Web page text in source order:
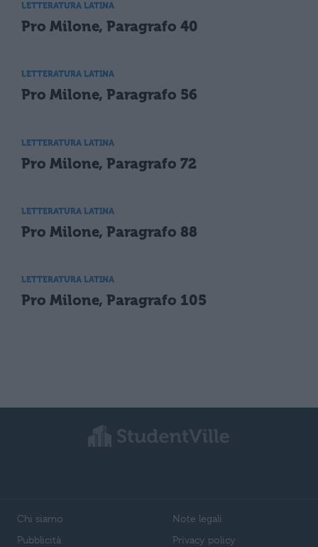
LETTERATURA LATINA
Pro Milone, Paragrafo 40
LETTERATURA LATINA
Pro Milone, Paragrafo 56
LETTERATURA LATINA
Pro Milone, Paragrafo 72
LETTERATURA LATINA
Pro Milone, Paragrafo 88
LETTERATURA LATINA
Pro Milone, Paragrafo 105
Chi siamo
Pubblicità
Note legali
Privacy policy